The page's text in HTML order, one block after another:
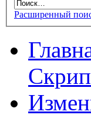
Расширенный